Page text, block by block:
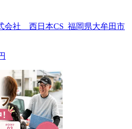
会社 西日本CS_福岡県大牟田市